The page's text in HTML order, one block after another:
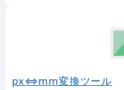
px⇔mm変換ツール